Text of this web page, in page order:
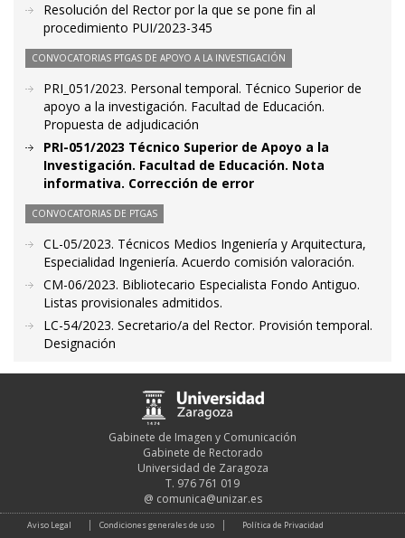
Resolución del Rector por la que se pone fin al
procedimiento PUI/2023-345
CONVOCATORIAS PTGAS DE APOYO A LA INVESTIGACIÓN
PRI_051/2023. Personal temporal. Técnico Superior de
apoyo a la investigación. Facultad de Educación.
Propuesta de adjudicación
PRI-051/2023 Técnico Superior de Apoyo a la
Investigación. Facultad de Educación. Nota
informativa. Corrección de error
CONVOCATORIAS DE PTGAS
CL-05/2023. Técnicos Medios Ingeniería y Arquitectura,
Especialidad Ingeniería. Acuerdo comisión valoración.
CM-06/2023. Bibliotecario Especialista Fondo Antiguo.
Listas provisionales admitidos.
LC-54/2023. Secretario/a del Rector. Provisión temporal.
Designación
Gabinete de Imagen y Comunicación
Gabinete de Rectorado
Universidad de Zaragoza
T. 976 761 019
@ comunica@unizar.es
Aviso Legal Condiciones generales de uso Política de Privacidad